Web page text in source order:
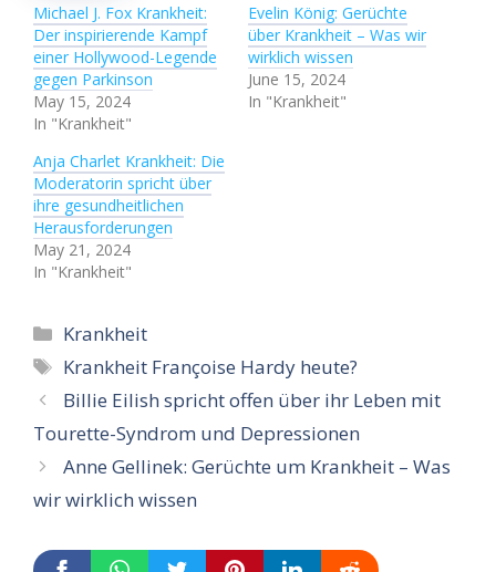
Michael J. Fox Krankheit:
Der inspirierende Kampf
einer Hollywood-Legende
gegen Parkinson
May 15, 2024
In "Krankheit"
Evelin König: Gerüchte
über Krankheit – Was wir
wirklich wissen
June 15, 2024
In "Krankheit"
Anja Charlet Krankheit: Die
Moderatorin spricht über
ihre gesundheitlichen
Herausforderungen
May 21, 2024
In "Krankheit"
Categories
Krankheit
Tags
Krankheit Françoise Hardy heute?
Billie Eilish spricht offen über ihr Leben mit
Tourette-Syndrom und Depressionen
Anne Gellinek: Gerüchte um Krankheit – Was
wir wirklich wissen